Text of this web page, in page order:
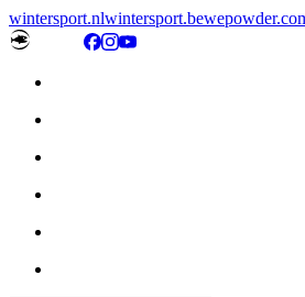
wintersport.nlwintersport.be